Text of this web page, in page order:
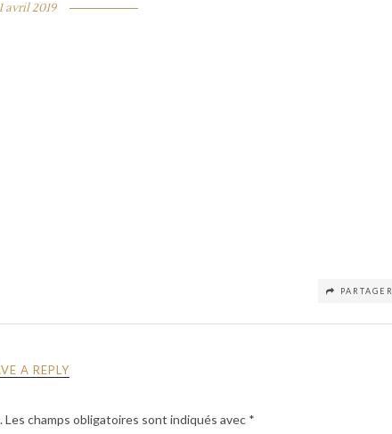
avril 2019
PARTAGER
A REPLY
Les champs obligatoires sont indiqués avec *